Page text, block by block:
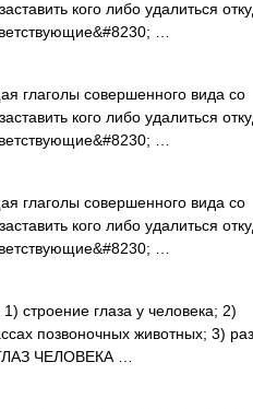
кого либо удалиться
…
глаголы совершенного вида со
кого либо удалиться
…
глаголы совершенного вида со
кого либо удалиться
…
строение глаза у человека; 2)
позвоночных животных; 3)
ЧЕЛОВЕКА …